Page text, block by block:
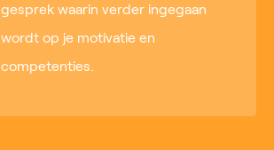
gesprek waarin verder ingegaan
wordt op je motivatie en
competenties.